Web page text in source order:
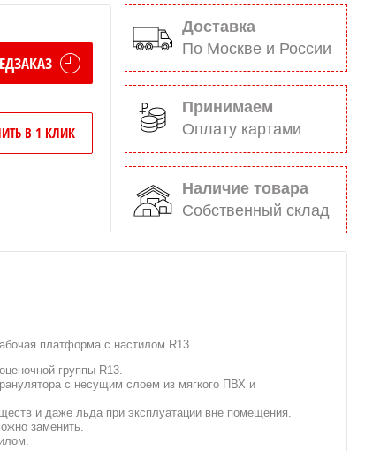
В 1 КЛИК
Доставка
По Москве и России
Принимаем
Оплату картами
Наличие товара
Собственный склад
платформа с настилом R13.
группы R13.
с несущим слоем из мягкого ПВХ и
и даже льда при эксплуатации вне помещения.
заменить.